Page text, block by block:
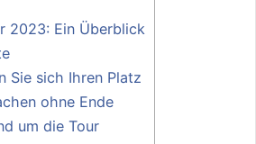
2023: Ein Überblick
Sie sich Ihren Platz
ohne Ende
um die Tour